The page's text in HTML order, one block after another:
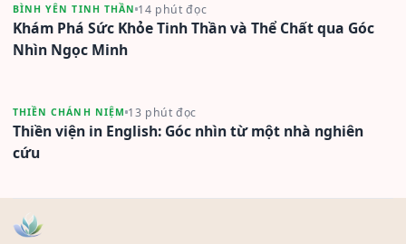
BÌNH YÊN TINH THẦN 14 phút đọc
Khám Phá Sức Khỏe Tinh Thần và Thể Chất qua Góc
Nhìn Ngọc Minh
THIỀN CHÁNH NIỆM 13 phút đọc
Thiền viện in English: Góc nhìn từ một nhà nghiên
cứu